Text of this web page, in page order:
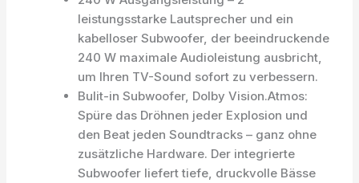
leistungsstarke Lautsprecher und ein
kabelloser Subwoofer, der beeindruckende
240 W maximale Audioleistung ausbricht,
um Ihren TV-Sound sofort zu verbessern.
Bulit-in Subwoofer, Dolby Vision.Atmos:
Spüre das Dröhnen jeder Explosion und
den Beat jeden Soundtracks – ganz ohne
zusätzliche Hardware. Der integrierte
Subwoofer liefert tiefe, druckvolle Bässe